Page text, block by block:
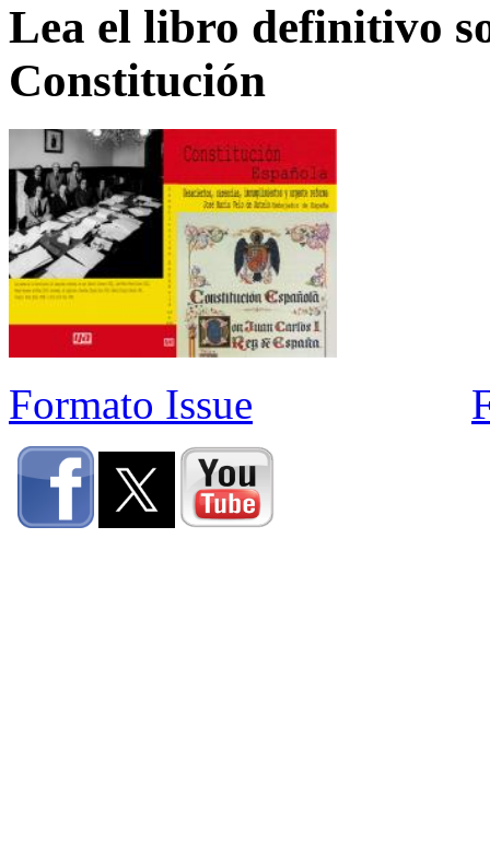
Lea el libro definitivo
Constitución
Formato Issue